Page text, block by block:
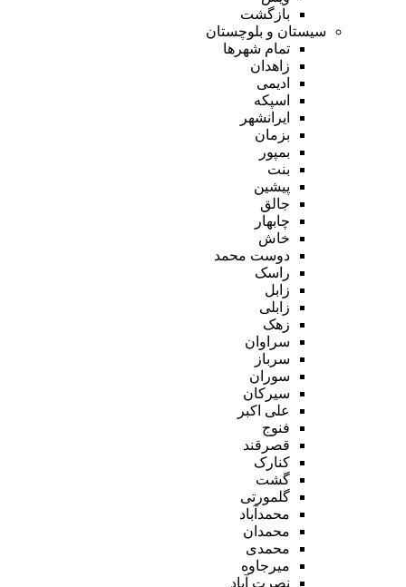
بازگشت
سیستان و بلوچستان
تمام شهر‌ها
زاهدان
ادیمی
اسپکه
ایرانشهر
بزمان
بمپور
بنت
پیشین
جالق
چابهار
خاش
دوست محمد
راسک
زابل
زابلی
زهک
سراوان
سرباز
سوران
سیرکان
علی اکبر
فنوج
قصرقند
کنارک
گشت
گلمورتی
محمدآباد
محمدان
محمدی
میرجاوه
نصرت آباد